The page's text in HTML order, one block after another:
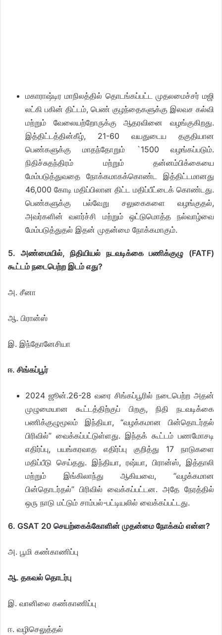
மகாராஷ்டிர மாநிலத்தில் தொடங்கப்பட்ட முதலமைச்சர் மஜி
லட்கி பகின் திட்டம், பெண் குழந்தைகளுக்கு இலவச கல்வி
மற்றும் வேலையற்றோருக்கு ஆதரவினை வழங்குகிறது.
இத்திட்டத்தின்கீழ், 21-60 வயதுடைய தகுதியான
பெண்களுக்கு மாதந்தோறும் `1500 வழங்கப்படும்.
நிதிச்சுதந்திரம் மற்றும் தன்னம்பிக்கையை
மேம்படுத்துவதை நோக்கமாகக்கொண்ட இத்திட்டமானது
46,000 கோடி மதிப்பிலான திட்ட மதிப்பீட்டைக் கொண்டது.
பெண்களுக்கு பல்வேறு சலுகைகளை வழங்குதல்,
அவர்களின் வளர்ச்சி மற்றும் ஒட்டுமொத்த நல்வாழ்வை
மேம்படுத்துதல் இதன் முதன்மை நோக்கமாகும்.
5. அண்மையில், நிதியியல் நடவடிக்கை பணிக்குழு (FATF)
கூட்டம் நடைபெற்ற இடம் எது?
அ. சீனா
ஆ. பிரான்ஸ்
இ. இந்தோனேசியா
ஈ. சிங்கப்பூர்
2024 ஜூன்.26-28 வரை சிங்கப்பூரில் நடைபெற்ற அதன்
முழுமையான கூட்டத்திற்குப் பிறகு, நிதி நடவடிக்கை
பணிக்குழுமூலம் இந்தியா, “வழக்கமான பின்தொடர்தல்
பிரிவில்” வைக்கப்பட்டுள்ளது. இந்தக் கூட்டம் பணமோசடி
எதிர்ப்பு, பயங்கரவாத எதிர்ப்பு குறித்து 17 நாடுகளை
மதிப்பீடு செய்தது. இந்தியா, ரஷ்யா, பிரான்ஸ், இத்தாலி
மற்றும் இங்கிலாந்து ஆகியவை, “வழக்கமான
பின்தொடர்தல்” பிரிவில் வைக்கப்பட்டன. அதே நேரத்தில்
ஒரு நாடு மட்டும் சாம்பல்-பட்டியலில் வைக்கப்பட்டது.
6. GSAT 20 செயற்கைக்கோளின் முதன்மை நோக்கம் என்ன?
அ. பூமி கண்காணிப்பு
ஆ. தகவல் தொடர்பு
இ. வானிலை கண்காணிப்பு
ஈ. வழிசெலுத்தல்